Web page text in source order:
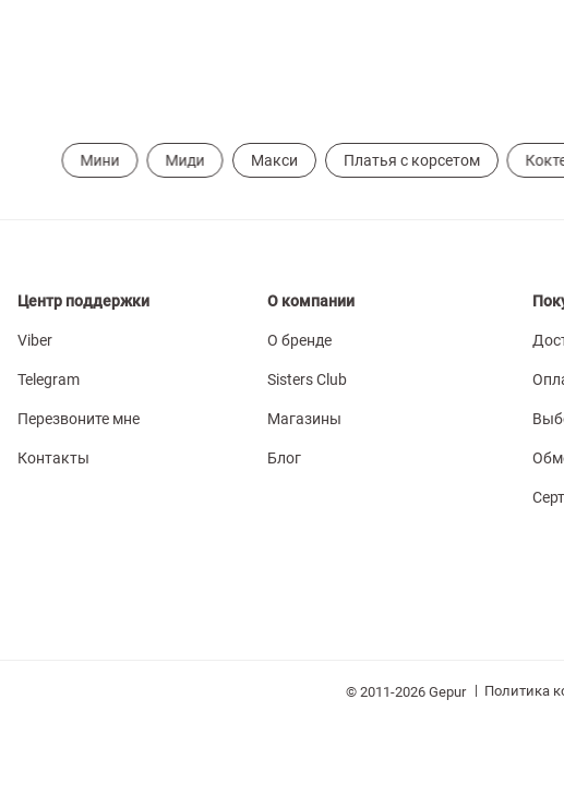
Мини Миди Макси Платья с корсетом
Центр поддержки
Viber
Telegram
Перезвоните мне
Контакты
О компании
О бренде
Sisters Club
Магазины
Блог
© 2011-2026 Gepur | Политика